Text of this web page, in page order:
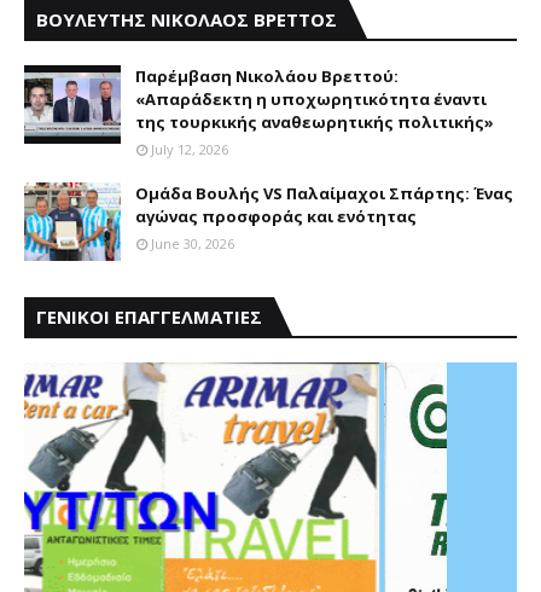
ΒΟΥΛΕΥΤΗΣ ΝΙΚΟΛΑΟΣ ΒΡΕΤΤΟΣ
Παρέμβαση Nικολάου Bρεττού:
«Aπαράδεκτη η υποχωρητικότητα έναντι
της τουρκικής αναθεωρητικής πολιτικής»
July 12, 2026
Ομάδα Βουλής VS Παλαίμαχοι Σπάρτης: Ένας
αγώνας προσφοράς και ενότητας
June 30, 2026
ΓΕΝΙΚΟΙ ΕΠΑΓΓΕΛΜΑΤΙΕΣ